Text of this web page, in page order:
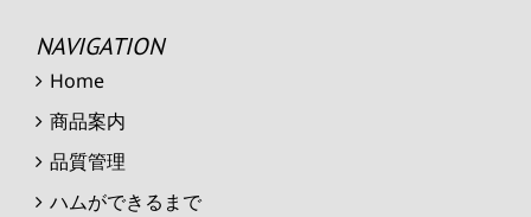
NAVIGATION
Home
商品案内
品質管理
ハムができるまで